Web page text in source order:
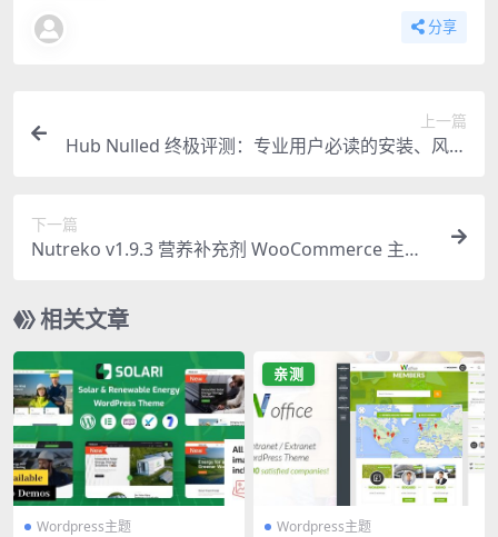
分享
上一篇
Hub Nulled 终极评测：专业用户必读的安装、风险
下一篇
Nutreko v1.9.3 营养补充剂 WooCommerce 主题
相关文章
Wordpress主题
亲测
Wordpress主题